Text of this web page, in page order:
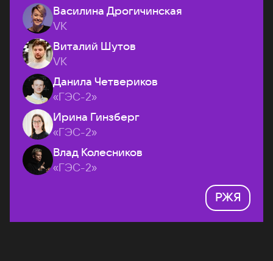
Василина Дрогичинская
VK
Виталий Шутов
VK
Данила Четвериков
«ГЭС-2»
Ирина Гинзберг
«ГЭС-2»
Влад Колесников
«ГЭС-2»
РЖЯ